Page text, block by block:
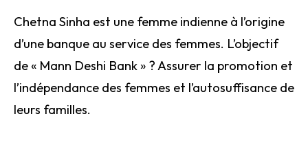
Chetna Sinha est une femme indienne à l’origine
d’une banque au service des femmes. L’objectif
de « Mann Deshi Bank » ? Assurer la promotion et
l’indépendance des femmes et l’autosuffisance de
leurs familles.